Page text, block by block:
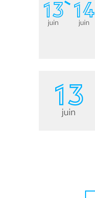
13
juin
14
juin
13
juin